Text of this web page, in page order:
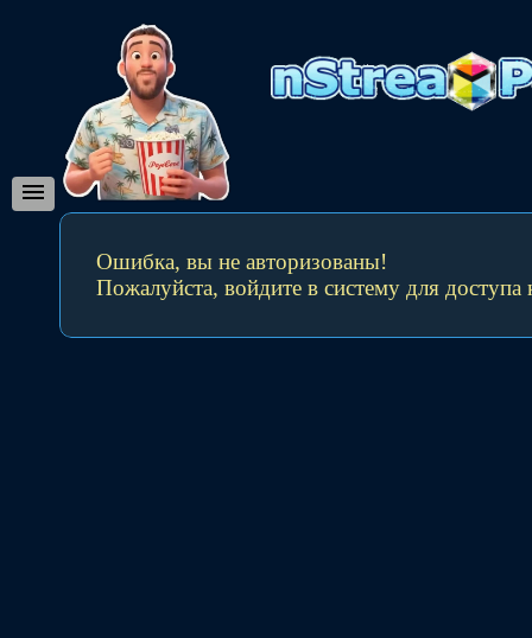
Ошибка, вы не авторизованы!
Пожалуйста, войдите в систему для доступа